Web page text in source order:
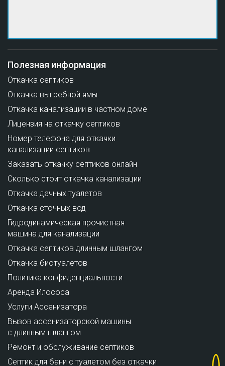
Полезная информация
Откачка септиков
Откачка выгребной ямы
Откачка канализации в частном доме
Лицензия на откачку септиков
Номер телефона для откачки
канализации септиков
Заказать откачку септиков онлайн
Сколько стоит откачка канализации
Откачка дачных туалетов
Откачка сточных вод
Гидродинамическая прочистная
машина для канализации
Откачка септиков длинным шлангом
Откачка биотуалетов
Политика конфиденциальности
Аренда Илососа
Услуги Ассенизатора
Вызов ассенизаторской машины
с длинным шлангом
Ремонт и обслуживание cептиков
Септик для бани с туалетом без откачки